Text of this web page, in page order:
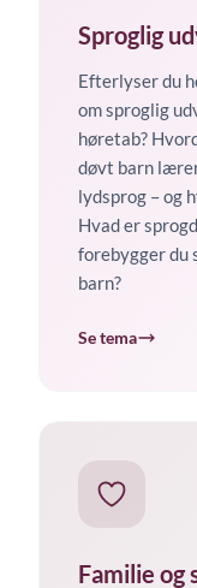
Sproglig
Efterlyser du
om sproglig
høretab?
døvt barn
lydsprog – og
Hvad er
forebygger du
barn?
Se tema
Familie og